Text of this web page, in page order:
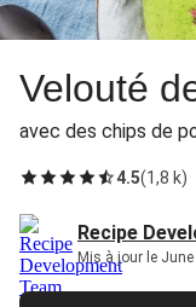
Velouté
avec des chips de
4.5(1,8 k)
Recipe
Mis à jour le